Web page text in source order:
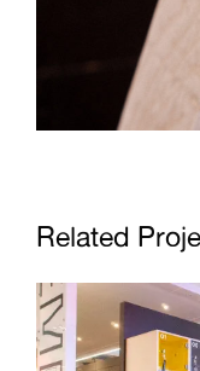
Related